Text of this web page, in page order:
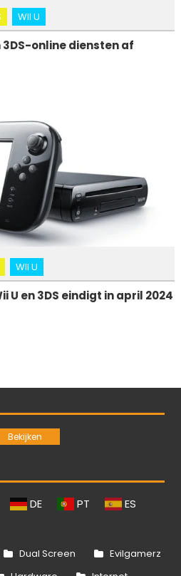
WII U
online diensten af
WII U
U en 3DS eindigt in april 2024
DE PT ES
Dual Screen
Evilgamerz